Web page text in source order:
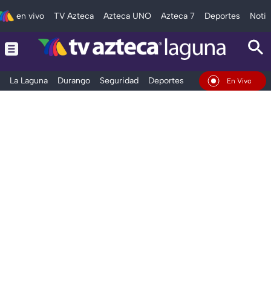
en vivo TV Azteca Azteca UNO Azteca 7 Deportes
La Laguna Durango Seguridad Deportes Entretenimiento
En Vivo